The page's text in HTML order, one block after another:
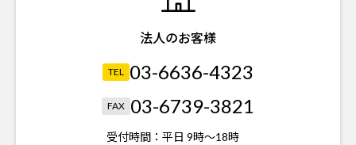
法人のお客様
TEL 03-6636-4323
FAX 03-6739-3821
受付時間： 平日 9時～18時